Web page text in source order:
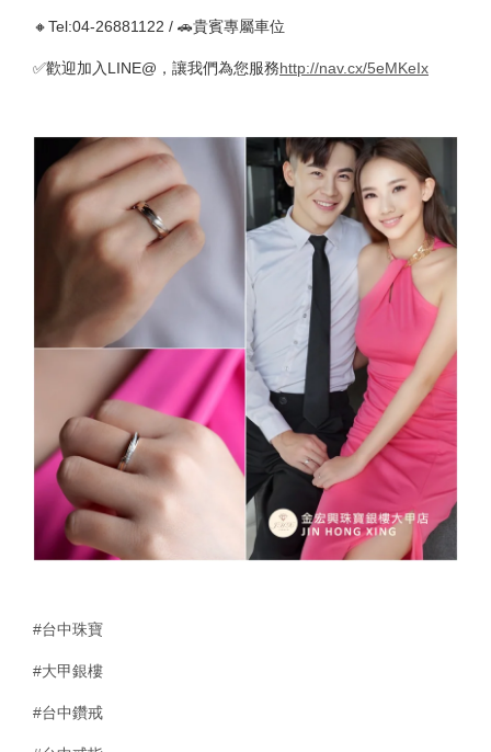
🔸Tel:04-26881122 / 🚗貴賓專屬車位
✅歡迎加入LINE@，讓我們為您服務http://nav.cx/5eMKeIx
#台中珠寶
#大甲銀樓
#台中鑽戒